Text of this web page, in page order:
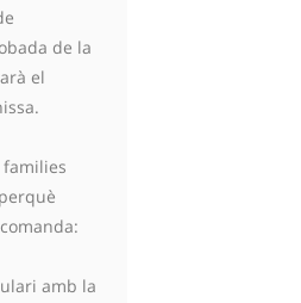
de la
el
amb la